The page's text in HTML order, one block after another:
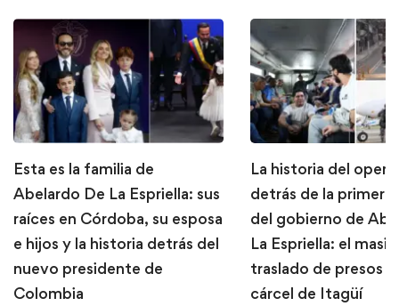
Esta es la familia de
Abelardo De La Espriella: sus
raíces en Córdoba, su esposa
e hijos y la historia detrás del
nuevo presidente de
Colombia
La historia del
detrás de la primera
del gobierno de
La Espriella: el
traslado de presos
cárcel de Itagüí